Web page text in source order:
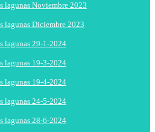
lagunas Noviembre 2023
lagunas Diciembre 2023
lagunas 29-1-2024
lagunas 19-3-2024
lagunas 19-4-2024
lagunas 24-5-2024
lagunas 28-6-2024